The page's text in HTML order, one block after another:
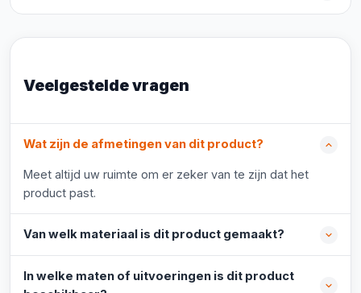
Veelgestelde vragen
Wat zijn de afmetingen van dit product?
Meet altijd uw ruimte om er zeker van te zijn dat het
product past.
Van welk materiaal is dit product gemaakt?
In welke maten of uitvoeringen is dit product